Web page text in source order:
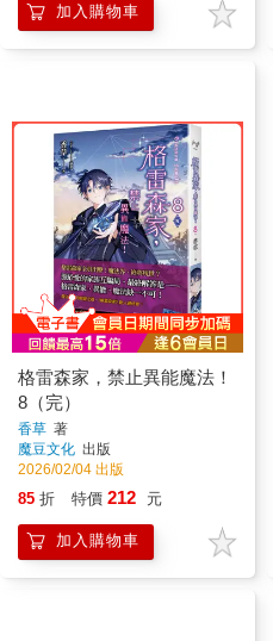
加入購物車
格雷森家，禁止異能魔法！
8（完）
香草 著
魔豆文化 出版
2026/02/04 出版
85 折 特價 212 元
加入購物車